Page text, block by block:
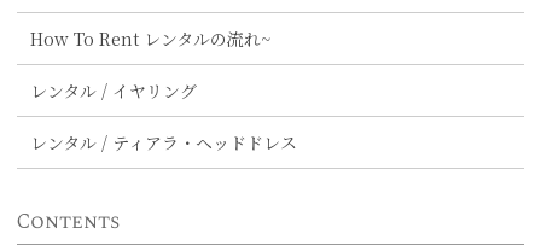
レンタル / イヤリング
How To Rent レンタルの流れ~
レンタル / ティアラ・ヘッドドレス
Contents